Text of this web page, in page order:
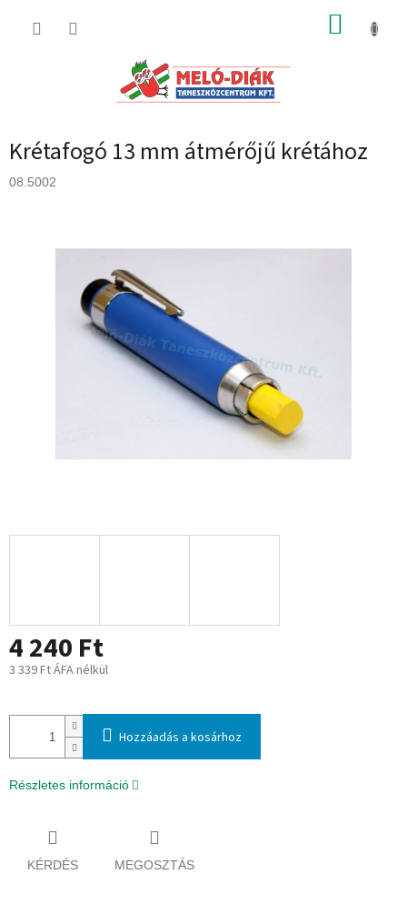
KOSÁR
Krétafogó 13 mm átmérőjű krétához
08.5002
4 240 Ft
3 339 Ft ÁFA nélkül
Hozzáadás a kosárhoz
Részletes információ
KÉRDÉS MEGOSZTÁS